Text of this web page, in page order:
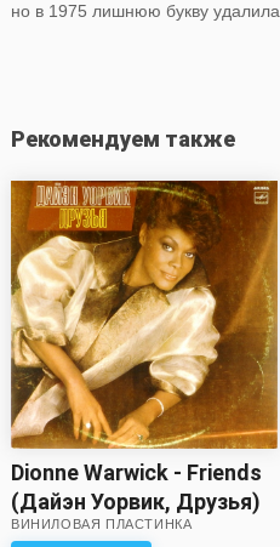
но в 1975 лишнюю букву удалила.
Рекомендуем также
Dionne Warwick - Friends
(Дайэн Уорвик, Друзья)
ВИНИЛОВАЯ ПЛАСТИНКА